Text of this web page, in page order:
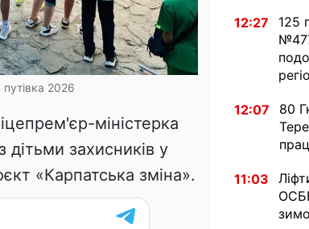
путівка 2026
міністерка
дітьми захисників у
«Карпатська зміна».
12:27
125
12:07
80
11:03